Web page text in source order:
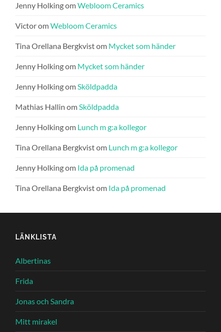
Jenny HolkingomWebloom Ceramics
VictoromWebloom Ceramics
Tina Orellana Bergkvistom Mycket som händer
Jenny Holkingom Mycket som händer
Jenny HolkingomSköldpadda
Mathias Hallin omSköldpadda
Jenny Holkingom Lunch m g:a kollegor
Tina Orellana Bergkvistom Lunch m g:a kollegor
Jenny Holkingom Ida på promenad
Tina Orellana Bergkvistom Ida på promenad
LÄNKLISTA
Albertinas
Frida
Jonas och Sandra
Mitt mirakel